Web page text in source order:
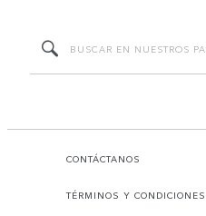
CONTÁCTANOS
TÉRMINOS Y CONDICIONES